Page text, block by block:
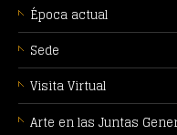
Época actual
Sede
Visita Virtual
Arte en las Juntas